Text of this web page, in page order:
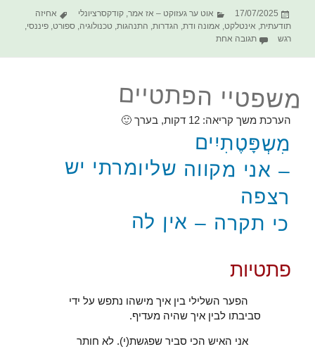
פורסם
בתאריך
17/07/2025 קטגוריות
אוט ער געזוקט – אז אמר ,קודקסרציונלי תגיות
אחיזה
תודעתית אינטלקט אמונה ודת הגדרות התנהגות טכנולוגיה ,ספורט ,פיננסי
רגש
תגובה אחתעל הקודקס החסר לחתירה לרציונליות – לאומיות | לאומנות
משפטיי הפתטיים
הערכת משך קריאה: 12 דקות, בערך 🙂
מִשְפָּטֶתִיִים
– אני מקווה שליומרתי יש
רצפה
כי תקרה – אין לה
פתטיות
הפער השלילי בין איך מישהו נתפש על ידי
סביבתו לבין איך שהיה מעדיף.
אני האיש הכי סביר שפגשת(י). לא חותר